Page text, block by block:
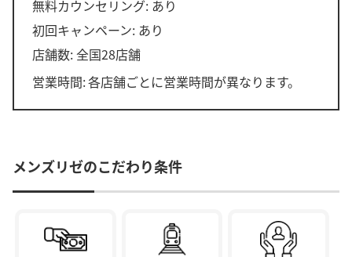
無料カウンセリング: あり
初回キャンペーン: あり
店舗数: 全国28店舗
営業時間:各店舗ごとに営業時間が異なります。
メンズリゼのこだわり条件